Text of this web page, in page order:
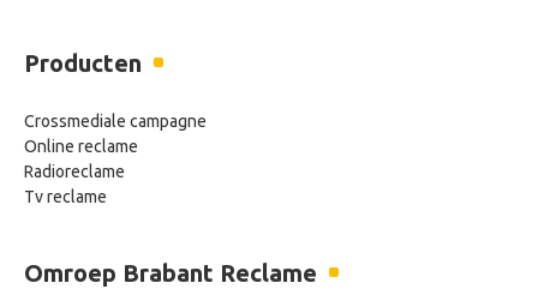
Producten
Crossmediale campagne
Online reclame
Radioreclame
Tv reclame
Omroep Brabant Reclame